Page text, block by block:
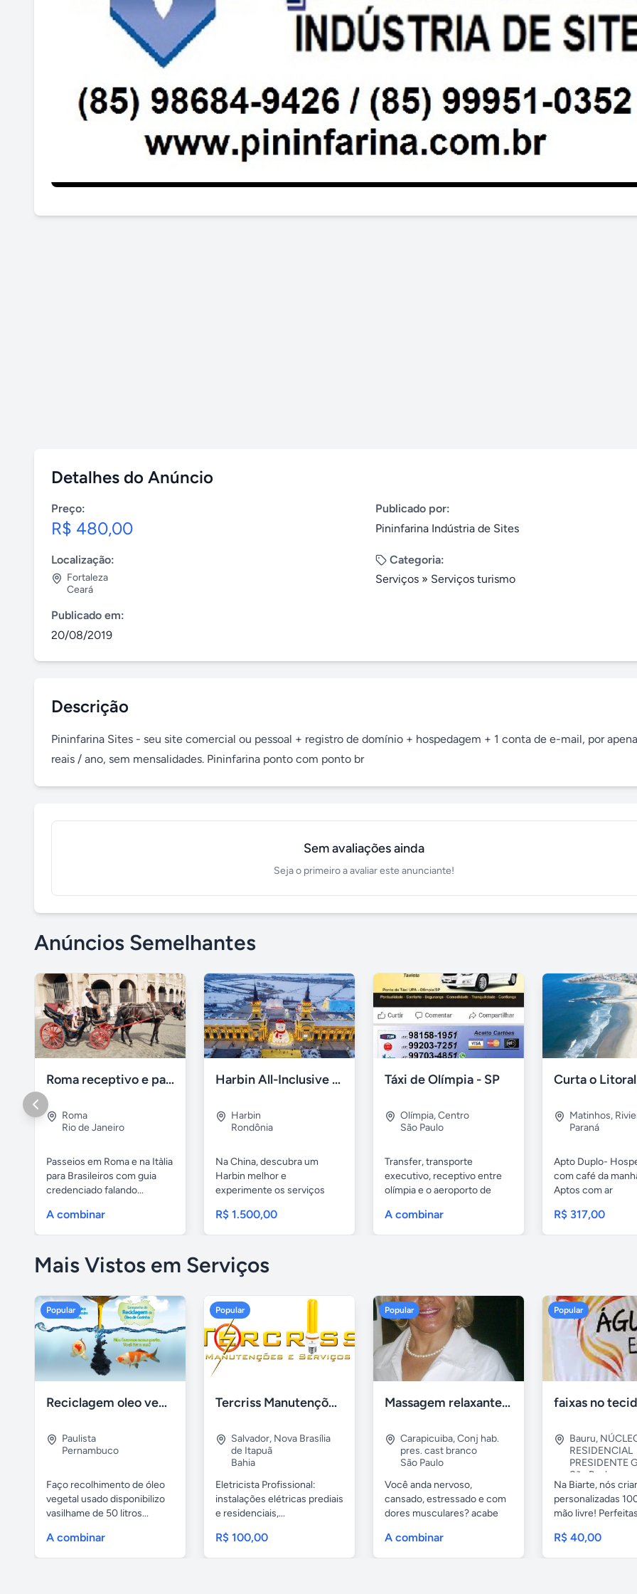
Detalhes do Anúncio
Preço:
R$ 480,00
Publicado por:
Pininfarina Indústria de Sites
Localização:
Fortaleza
Ceará
Categoria:
Serviços » Serviços turismo
Publicado em:
20/08/2019
Descrição
Pininfarina Sites - seu site comercial ou pessoal + registro de domínio + hospedagem + 1 conta de e-mail, por
reais / ano, sem mensalidades. Pininfarina ponto com ponto br
Sem avaliações ainda
Seja o primeiro a avaliar este anunciante!
Anúncios Semelhantes
Roma receptivo e passeios com guia em portugues
Roma
Rio de Janeiro
Passeios em Roma e na Itàlia
para Brasileiros com guia
credenciado falando...
A combinar
Harbin All-Inclusive : Guia, Motorista e Muito Mais
Harbin
Rondônia
Na China, descubra um
Harbin melhor e
experimente os serviços
R$ 1.500,00
Táxi de Olímpia - SP
Olímpia,Centro
São Paulo
Transfer, transporte
executivo, receptivo entre
olímpia e o aeroporto de
A combinar
Matinhos,
Paraná
Apto Duplo-
com café da
Aptos com ar
R$ 317,00
Mais Vistos em Serviços
Popular
Reciclagem oleo vegetal
Paulista
Pernambuco
Faço recolhimento de óleo
vegetal usado disponibilizo
vasilhame de 50 litros...
A combinar
Popular
Tercriss Manutenções e Serviços
Salvador, Nova Brasília
de Itapuã
Bahia
Eletricista Profissional:
instalações elétricas prediais
e residenciais,...
R$ 100,00
Popular
Massagem relaxante- terapeutica e depilação
Carapicuiba,Conj hab.
pres. cast branco
São Paulo
Você anda nervoso,
cansado, estressado e com
dores musculares? acabe
A combinar
Popular
Bauru,
RESIDENCIAL
PRESIDENTE
São Paulo
Na Biarte, nós
personalizadas
mão livre!
R$ 40,00